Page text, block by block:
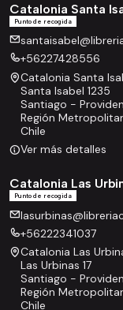
Catalonia Santa
Punto de recogida
+56227428556
Catalonia Santa
Santa Isabel 1235
Santiago -
Región
Chile
Ver más detalles
Catalonia Las
Punto de recogida
+56222341037
Catalonia Las
Las Urbinas 17
Santiago -
Región
Chile